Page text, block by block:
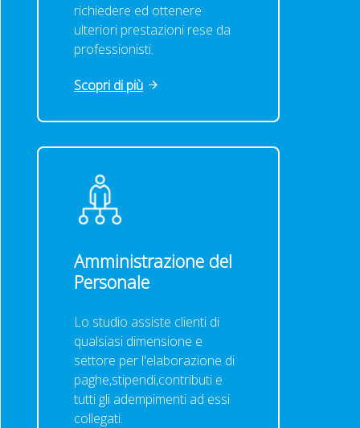
richiedere ed ottenere
ulteriori prestazioni rese da
professionisti.
Scopri di più
Amministrazione del
Personale
Lo studio assiste clienti di
qualsiasi dimensione e
settore per l'elaborazione di
paghe,stipendi,contributi e
tutti gli adempimenti ad essi
collegati.